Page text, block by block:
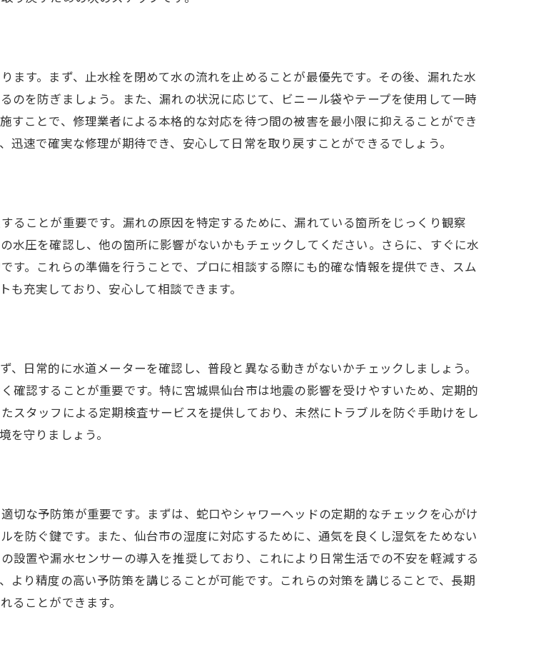
修理方法の紹介
トラブル解決の流れ
ニング制度
ップ体制について
り組みと実績
のサポート
スタマーサービス
感
長期的な安心を提供
おきたい水漏れ修理のポイント
ためのサイン
法の比較
理テクニック
被害とその防止策
方法とは
和設備にお任せ！経験豊富なプロの対応
ッショナル集団の紹介
スに優れた修理の流れ
迅速対応の秘密
事例と教訓
す。まず、止水栓を閉めて水の流れを止めることが最優先です。その後、漏れた水
のを防ぎましょう。また、漏れの状況に応じて、ビニール袋やテープを使用して一時
ことで、修理業者による本格的な対応を待つ間の被害を最小限に抑えることができ
速で確実な修理が期待でき、安心して日常を取り戻すことができるでしょう。
ることが重要です。漏れの原因を特定するために、漏れている箇所をじっくり観察
水圧を確認し、他の箇所に影響がないかもチェックしてください。さらに、すぐに水
す。これらの準備を行うことで、プロに相談する際にも的確な情報を提供でき、スム
充実しており、安心して相談できます。
日常的に水道メーターを確認し、普段と異なる動きがないかチェックしましょう。
確認することが重要です。特に宮城県仙台市は地震の影響を受けやすいため、定期的
スタッフによる定期検査サービスを提供しており、未然にトラブルを防ぐ手助けをし
守りましょう。
な予防策が重要です。まずは、蛇口やシャワーヘッドの定期的なチェックを心がけ
を防ぐ鍵です。また、仙台市の湿度に対応するために、通気を良くし湿気をためない
置や漏水センサーの導入を推奨しており、これにより日常生活での不安を軽減する
より精度の高い予防策を講じることが可能です。これらの対策を講じることで、長期
ことができます。